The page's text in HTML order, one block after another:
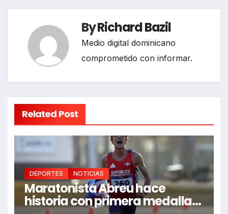
ByRichard Bazil
Medio digital dominicano
comprometido con informar.
Related Post
DEPORTES NOTICIAS
Maratonista Abreu hace
historia con primera medalla